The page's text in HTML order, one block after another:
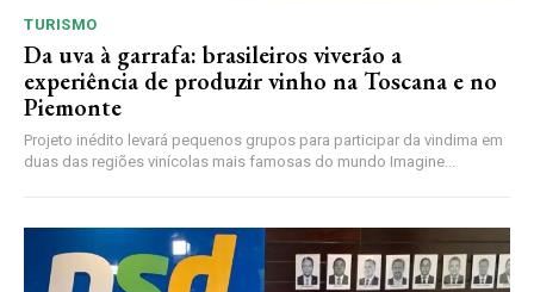
TURISMO
Da uva à garrafa: brasileiros viverão a
experiência de produzir vinho na Toscana e no
Piemonte
Projeto inédito levará pequenos grupos para participar da vindima em
duas das regiões vinícolas mais famosas do mundo Imagine...